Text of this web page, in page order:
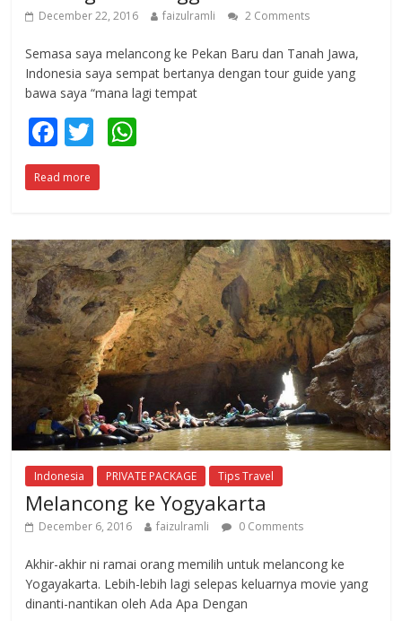
December 22, 2016 faizulramli 2 Comments
Semasa saya melancong ke Pekan Baru dan Tanah Jawa,
Indonesia saya sempat bertanya dengan tour guide yang
bawa saya “mana lagi tempat
F
ac
e
o
o
k
T
w
itt
A
p
p
Read more
Indonesia PRIVATE PACKAGE Tips Travel
Melancong ke Yogyakarta
December 6, 2016 faizulramli 0 Comments
Akhir-akhir ni ramai orang memilih untuk melancong ke
Yogayakarta. Lebih-lebih lagi selepas keluarnya movie yang
dinanti-nantikan oleh Ada Apa Dengan